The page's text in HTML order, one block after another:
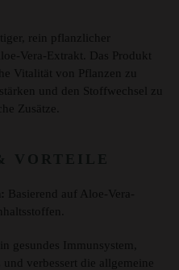
rein pflanzlicher
Vera-Extrakt. Das Produkt
Vitalität von Pflanzen zu
und den Stoffwechsel zu
Zusätze.
Basierend auf Aloe-Vera-
gesundes Immunsystem,
und verbessert die allgemeine